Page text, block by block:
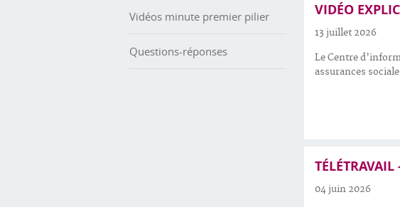
Vidéos minute premier pilier
Questions-réponses
VIDÉO
13 juillet 2026
Le Centre
assurances
TÉLÉTRAVAIL
04 juin 2026